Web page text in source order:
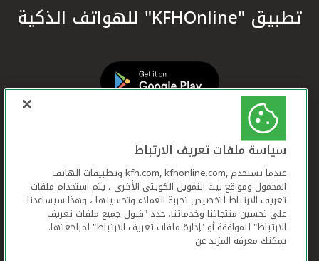
تطبيق "KFHOnline" للهواتف الذكية
سياسة ملفات تعريف الارتباط
عندما تستخدم ,kfh.com, kfhonline.com وتطبيقات الهاتف
المحمول ومواقع بيت التمويل الكويتي الأخرى ، يتم استخدام ملفات
تعريف الارتباط لتخصيص تجربة العملاء وتحسينها ، وهذا سيساعدنا
على تحسين منتجاتنا وخدماتنا. حدد "قبول جميع ملفات تعريف
الارتباط" للموافقة أو "إدارة ملفات تعريف الارتباط" لمراجعتها.
يمكنك معرفة المزيد عن